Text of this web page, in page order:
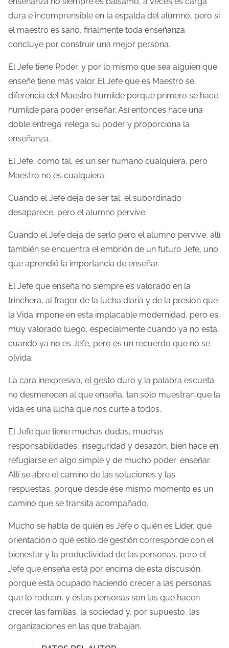
dura e incomprensible en la espalda del alumno, pero si
el maestro es sano, finalmente toda enseñanza
concluye por construir una mejor persona.
El Jefe tiene Poder, y por lo mismo que sea alguien que
enseñe tiene más valor. El Jefe que es Maestro se
diferencia del Maestro humilde porque primero se hace
humilde para poder enseñar. Así entonces hace una
doble entrega: relega su poder y proporciona la
enseñanza.
El Jefe, como tal, es un ser humano cualquiera, pero
Maestro no es cualquiera.
Cuando el Jefe deja de ser tal, el subordinado
desaparece, pero el alumno pervive.
Cuando el Jefe deja de serlo pero el alumno pervive, allí
también se encuentra el embrión de un futuro Jefe, uno
que aprendió la importancia de enseñar.
El Jefe que enseña no siempre es valorado en la
trinchera, al fragor de la lucha diaria y de la presión que
la Vida impone en esta implacable modernidad, pero es
muy valorado luego, especialmente cuando ya no está,
cuando ya no es Jefe, pero es un recuerdo que no se
olvida.
La cara inexpresiva, el gesto duro y la palabra escueta
no desmerecen al que enseña, tan sólo muestran que la
vida es una lucha que nos curte a todos.
El Jefe que tiene muchas dudas, muchas
responsabilidades, inseguridad y desazón, bien hace en
refugiarse en algo simple y de mucho poder: enseñar.
Allí se abre el camino de las soluciones y las
respuestas, porque desde ése mismo momento es un
camino que se transita acompañado.
Mucho se habla de quién es Jefe o quién es Líder, qué
orientación o qué estilo de gestión corresponde con el
bienestar y la productividad de las personas, pero el
Jefe que enseña está por encima de esta discusión,
porque está ocupado haciendo crecer a las personas
que lo rodean, y éstas personas son las que hacen
crecer las familias, la sociedad y, por supuesto, las
organizaciones en las que trabajan.